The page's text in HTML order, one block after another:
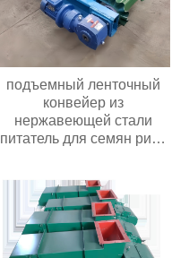
подъемный ленточный
конвейер из
нержавеющей стали
питатель для семян риса
подъемный конвейер для
фасоли